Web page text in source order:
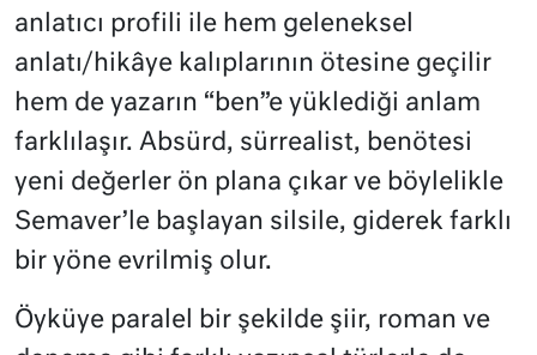
anlatıcı profili ile hem geleneksel
anlatı/hikâye kalıplarının ötesine geçilir
hem de yazarın “ben”e yüklediği anlam
farklılaşır. Absürd, sürrealist, benötesi
yeni değerler ön plana çıkar ve böylelikle
Semaver’le başlayan silsile, giderek farklı
bir yöne evrilmiş olur.
Öyküye paralel bir şekilde şiir, roman ve